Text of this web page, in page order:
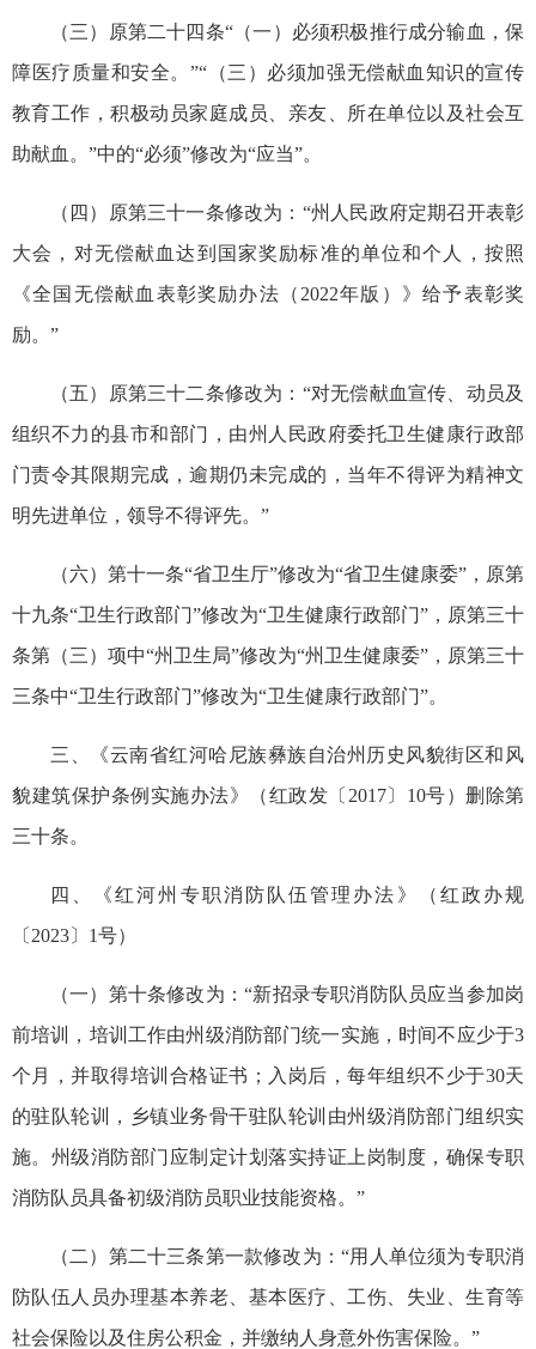
（三）原第二十四条“（一）必须积极推行成分输血，保
障医疗质量和安全。”“（三）必须加强无偿献血知识的宣传
教育工作，积极动员家庭成员、亲友、所在单位以及社会互
助献血。”中的“必须”修改为“应当”。
（四）原第三十一条修改为：“州人民政府定期召开表彰
大会，对无偿献血达到国家奖励标准的单位和个人，按照
《全国无偿献血表彰奖励办法（2022年版）》给予表彰奖
励。”
（五）原第三十二条修改为：“对无偿献血宣传、动员及
组织不力的县市和部门，由州人民政府委托卫生健康行政部
门责令其限期完成，逾期仍未完成的，当年不得评为精神文
明先进单位，领导不得评先。”
（六）第十一条“省卫生厅”修改为“省卫生健康委”，原第
十九条“卫生行政部门”修改为“卫生健康行政部门”，原第三十
条第（三）项中“州卫生局”修改为“州卫生健康委”，原第三十
三条中“卫生行政部门”修改为“卫生健康行政部门”。
三、《云南省红河哈尼族彝族自治州历史风貌街区和风
貌建筑保护条例实施办法》（红政发〔2017〕10号）删除第
三十条。
四、《红河州专职消防队伍管理办法》（红政办规
〔2023〕1号）
（一）第十条修改为：“新招录专职消防队员应当参加岗
前培训，培训工作由州级消防部门统一实施，时间不应少于3
个月，并取得培训合格证书；入岗后，每年组织不少于30天
的驻队轮训，乡镇业务骨干驻队轮训由州级消防部门组织实
施。州级消防部门应制定计划落实持证上岗制度，确保专职
消防队员具备初级消防员职业技能资格。”
（二）第二十三条第一款修改为：“用人单位须为专职消
防队伍人员办理基本养老、基本医疗、工伤、失业、生育等
社会保险以及住房公积金，并缴纳人身意外伤害保险。”